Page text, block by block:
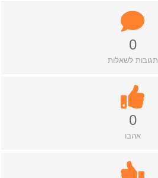
0
תגובות לשאלות
0
אהבו